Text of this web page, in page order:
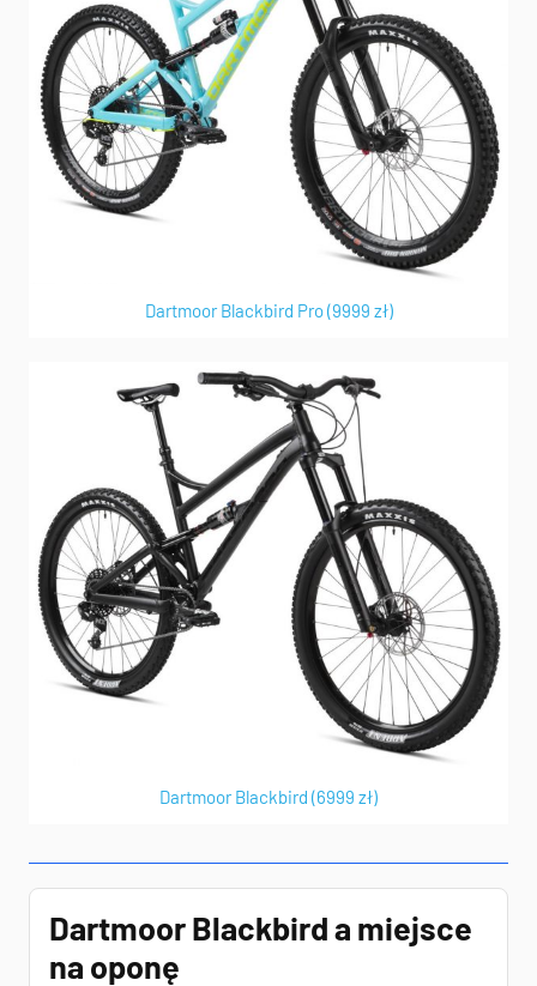
Dartmoor Blackbird Pro (9999 zł)
Dartmoor Blackbird (6999 zł)
Dartmoor Blackbird a miejsce
na oponę